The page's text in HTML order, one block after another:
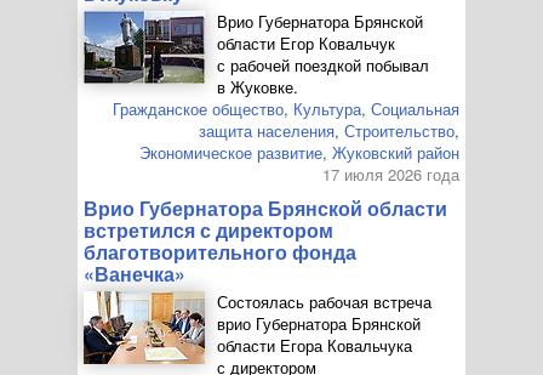
Врио Губернатора Брянской
области Егор Ковальчук
с рабочей поездкой побывал
в Жуковке.
Гражданское общество, Культура, Социальная
защита населения, Строительство,
Экономическое развитие, Жуковский район
17 июля 2026 года
Врио Губернатора Брянской области
встретился с директором
благотворительного фонда
«Ванечка»
Состоялась рабочая встреча
врио Губернатора Брянской
области Егора Ковальчука
с директором